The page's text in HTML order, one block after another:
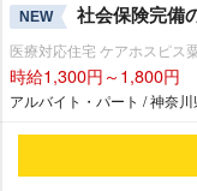
NEW 社会保険完備
医療対応住宅 ケアホスピス
時給1,300円～1,800円
アルバイト・パート / 神奈川